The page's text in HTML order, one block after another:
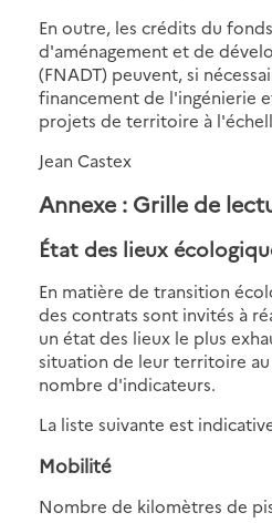
En outre, les crédits du
d'aménagement et de
(FNADT) peuvent, si
financement de l'ingénierie
projets de territoire à
Jean Castex
Annexe : Grille de
État des lieux
En matière de transition
des contrats sont invités à
un état des lieux le plus
situation de leur territoire
nombre d'indicateurs.
La liste suivante est
Mobilité
Nombre de kilomètres de